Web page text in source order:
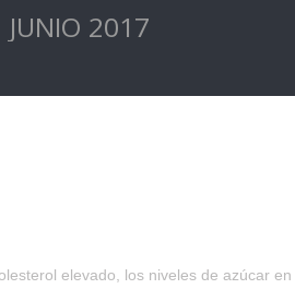
JUNIO 2017
elevado, los niveles de azúcar